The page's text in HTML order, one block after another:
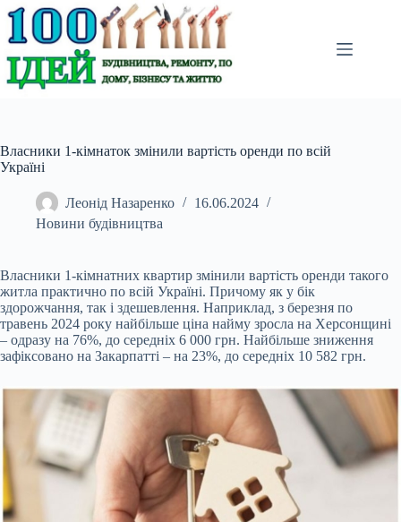
Перейти
до
вмісту
Власники 1-кімнаток змінили вартість оренди по всій
Україні
Леонід Назаренко
16.06.2024
Новини будівництва
Власники 1-кімнатних квартир змінили вартість оренди такого
житла практично по всій Україні. Причому як у бік
здорожчання, так і здешевлення. Наприклад, з березня по
травень 2024 року найбільше ціна найму зросла на Херсонщині
– одразу на 76%, до середніх 6 000 грн. Найбільше зниження
зафіксовано на Закарпатті – на 23%, до середніх 10 582 грн.